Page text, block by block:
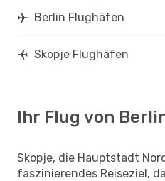
Berlin Flughäfen
Skopje Flughäfen
Ihr Flug von
Skopje, die Hauptstadt
faszinierendes Reiseziel,